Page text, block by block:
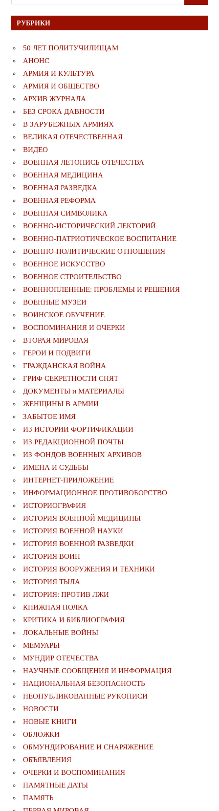
для:
РУБРИКИ
50 ЛЕТ ПОЛИТУЧИЛИЩАМ
АНОНС
АРМИЯ И КУЛЬТУРА
АРМИЯ И ОБЩЕСТВО
АРХИВ ЖУРНАЛА
БЕЗ СРОКА ДАВНОСТИ
В ЗАРУБЕЖНЫХ АРМИЯХ
ВЕЛИКАЯ ОТЕЧЕСТВЕННАЯ
ВИДЕО
ВОЕННАЯ ЛЕТОПИСЬ ОТЕЧЕСТВА
ВОЕННАЯ МЕДИЦИНА
ВОЕННАЯ РАЗВЕДКА
ВОЕННАЯ РЕФОРМА
ВОЕННАЯ СИМВОЛИКА
ВОЕННО-ИСТОРИЧЕСКИЙ ЛЕКТОРИЙ
ВОЕННО-ПАТРИОТИЧЕСКОЕ ВОСПИТАНИЕ
ВОЕННО-ПОЛИТИЧЕСКИE ОТНОШЕНИЯ
ВОЕННОЕ ИСКУССТВО
ВОЕННОЕ СТРОИТЕЛЬСТВО
ВОЕННОПЛЕННЫЕ: ПРОБЛЕМЫ И РЕШЕНИЯ
ВОЕННЫЕ МУЗЕИ
ВОИНСКОЕ ОБУЧЕНИЕ
ВОСПОМИНАНИЯ И ОЧЕРКИ
ВТОРАЯ МИРОВАЯ
ГЕРОИ И ПОДВИГИ
ГРАЖДАНСКАЯ ВОЙНА
ГРИФ СЕКРЕТНОСТИ СНЯТ
ДОКУМЕНТЫ и МАТЕРИАЛЫ
ЖЕНЩИНЫ В АРМИИ
ЗАБЫТОЕ ИМЯ
ИЗ ИСТОРИИ ФОРТИФИКАЦИИ
ИЗ РЕДАКЦИОННОЙ ПОЧТЫ
ИЗ ФОНДОВ ВОЕННЫХ АРХИВОВ
ИМЕНА И СУДЬБЫ
ИНТЕРНЕТ-ПРИЛОЖЕНИЕ
ИНФОРМАЦИОННОЕ ПРОТИВОБОРСТВО
ИСТОРИОГРАФИЯ
ИСТОРИЯ ВОЕННОЙ МЕДИЦИНЫ
ИСТОРИЯ ВОЕННОЙ НАУКИ
ИСТОРИЯ ВОЕННОЙ РАЗВЕДКИ
ИСТОРИЯ ВОИН
ИСТОРИЯ ВООРУЖЕНИЯ И ТЕХНИКИ
ИСТОРИЯ ТЫЛА
ИСТОРИЯ: ПРОТИВ ЛЖИ
КНИЖНАЯ ПОЛКА
КРИТИКА И БИБЛИОГРАФИЯ
ЛОКАЛЬНЫЕ ВОЙНЫ
МЕМУАРЫ
МУНДИР ОТЕЧЕСТВА
НАУЧНЫЕ СООБЩЕНИЯ И ИНФОРМАЦИЯ
НАЦИОНАЛЬНАЯ БЕЗОПАСНОСТЬ
НЕОПУБЛИКОВАННЫЕ РУКОПИСИ
НОВОСТИ
НОВЫЕ КНИГИ
ОБЛОЖКИ
ОБМУНДИРОВАНИЕ И СНАРЯЖЕНИЕ
ОБЪЯВЛЕНИЯ
ОЧЕРКИ И ВОСПОМИНАНИЯ
ПАМЯТНЫЕ ДАТЫ
ПАМЯТЬ